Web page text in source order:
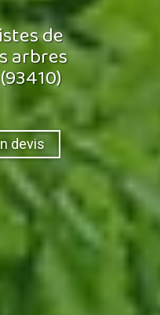
de
arbres
devis